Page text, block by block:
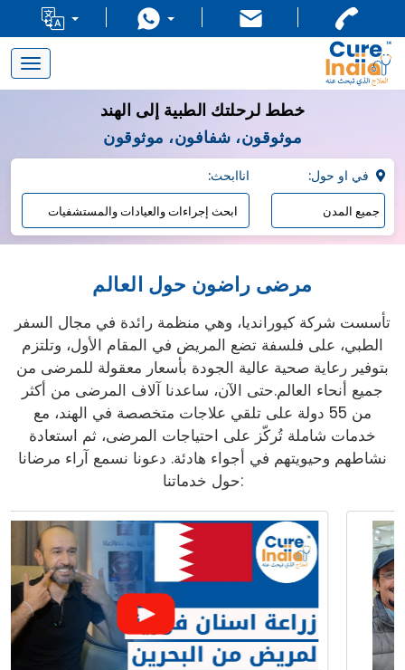
Toggle
navigation
خطط لرحلتك الطبية إلى الهند
موثوقون، شفافون، موثوقون
:اناابحث
مرضى راضون حول العالم
تأسست شركة كيورانديا، وهي منظمة رائدة في مجال السفر
الطبي، على فلسفة تضع المريض في المقام الأول، وتلتزم
بتوفير رعاية صحية عالية الجودة بأسعار معقولة للمرضى من
جميع أنحاء العالم.حتى الآن، ساعدنا آلاف المرضى من أكثر
من 55 دولة على تلقي علاجات متخصصة في الهند، مع
خدمات شاملة تُركّز على احتياجات المرضى، ثم استعادة
نشاطهم وحيويتهم في أجواء هادئة. دعونا نسمع آراء مرضانا
حول خدماتنا: